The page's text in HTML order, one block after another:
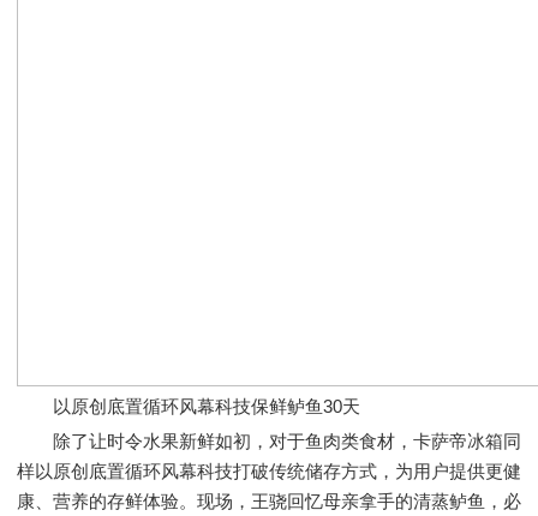
以原创底置循环风幕科技保鲜鲈鱼30天
除了让时令水果新鲜如初，对于鱼肉类食材，卡萨帝冰箱同
样以原创底置循环风幕科技打破传统储存方式，为用户提供更健
康、营养的存鲜体验。现场，王骁回忆母亲拿手的清蒸鲈鱼，必